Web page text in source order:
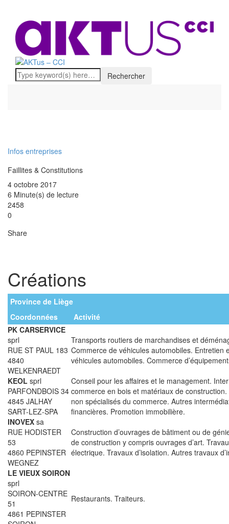
Infos entreprises
Faillites & Constitutions
4 octobre 2017
6 Minute(s) de lecture
2458
0
Share
Créations
Province de Liège
Coordonnées
Activité
PK CARSERVICE
sprl
RUE ST PAUL 183
4840
WELKENRAEDT
Transports routiers de marchandises et
Commerce de véhicules automobiles. Entretien
véhicules automobiles. Commerce
KEOL sprl
PARFONDBOIS 34
4845 JALHAY
SART-LEZ-SPA
Conseil pour les affaires et le management.
commerce en bois et matériaux de
non spécialisés du commerce. Autres
financières. Promotion immobilière.
INOVEX sa
RUE HODISTER
53
4860 PEPINSTER
WEGNEZ
Construction d’ouvrages de bâtiment ou de
de construction y compris ouvrages d’art.
électrique. Travaux d’isolation. Autres travaux
LE VIEUX SOIRON
sprl
SOIRON-CENTRE
51
4861 PEPINSTER
Restaurants. Traiteurs.